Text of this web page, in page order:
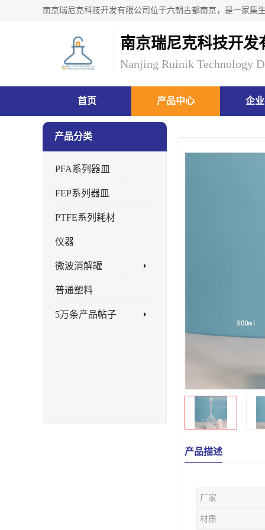
南京瑞尼克科技开发
Nanjing Ruinik Technology
首页 产品中心 企
产品分类
PFA系列器皿
FEP系列器皿
PTFE系列耗材
仪器
微波消解罐
普通塑料
5万条产品帖子
产品描述
厂家
材质